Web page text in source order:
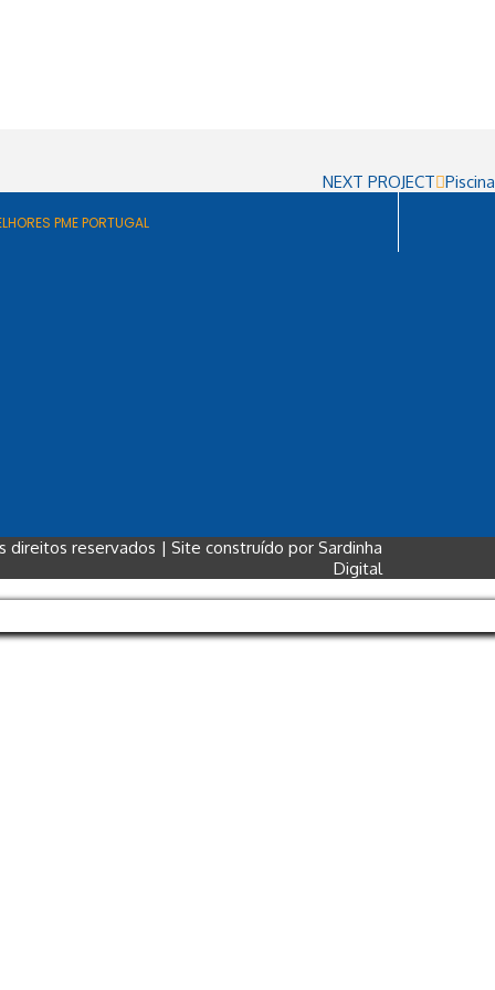
NEXT PROJECT Piscina
PME PORTUGAL
direitos reservados | Site construído por Sardinha
Digital